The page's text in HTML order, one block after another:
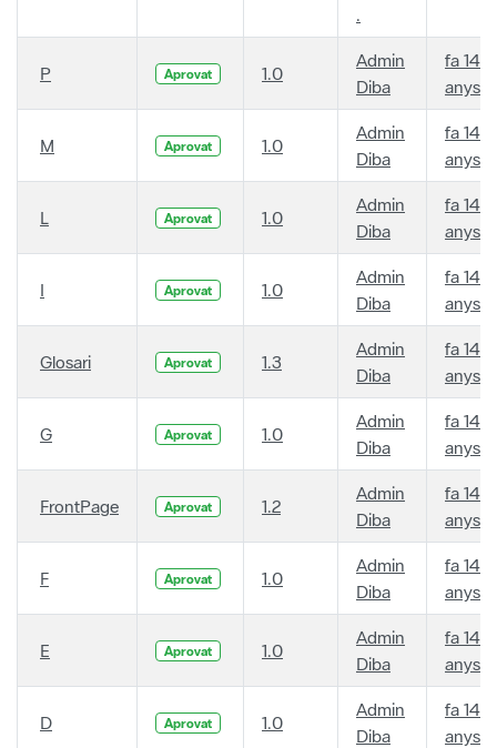
.
P Aprovat 1.0
Admin
Diba
fa 14
anys
M Aprovat 1.0
Admin
Diba
fa 14
anys
L Aprovat 1.0
Admin
Diba
fa 14
anys
I Aprovat 1.0
Admin
Diba
fa 14
anys
Glosari Aprovat 1.3
Admin
Diba
fa 14
anys
G Aprovat 1.0
Admin
Diba
fa 14
anys
FrontPage Aprovat 1.2
Admin
Diba
fa 14
anys
F Aprovat 1.0
Admin
Diba
fa 14
anys
E Aprovat 1.0
Admin
Diba
fa 14
anys
D Aprovat 1.0
Admin
Diba
fa 14
anys